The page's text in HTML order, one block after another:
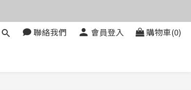
聯絡我們 會員登入 購物車(0)